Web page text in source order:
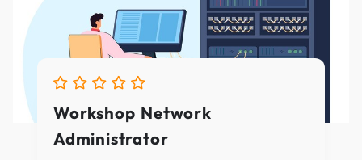
Already have an
Login
Workshop Network
Administrator